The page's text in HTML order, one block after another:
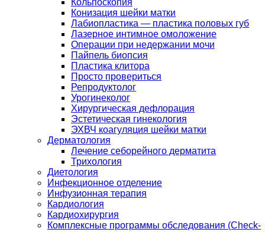
Кольпоскопия
Конизация шейки матки
Лабиопластика — пластика половых губ
Лазерное интимное омоложение
Операции при недержании мочи
Пайпель биопсия
Пластика клитора
Просто провериться
Репродуктолог
Урогинеколог
Хирургическая дефлорация
Эстетическая гинекология
ЭХВЧ коагуляция шейки матки
Дерматология
Лечение себорейного дерматита
Трихология
Диетология
Инфекционное отделение
Инфузионная терапия
Кардиология
Кардиохирургия
Комплексные программы обследования (Check-